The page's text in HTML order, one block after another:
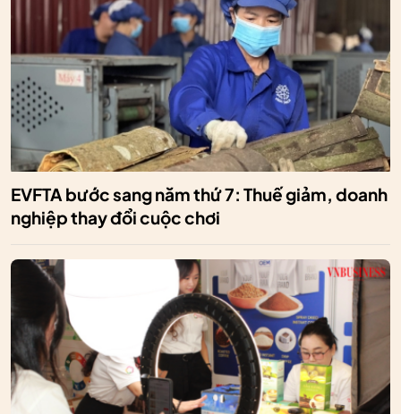
EVFTA bước sang năm thứ 7: Thuế giảm, doanh
nghiệp thay đổi cuộc chơi